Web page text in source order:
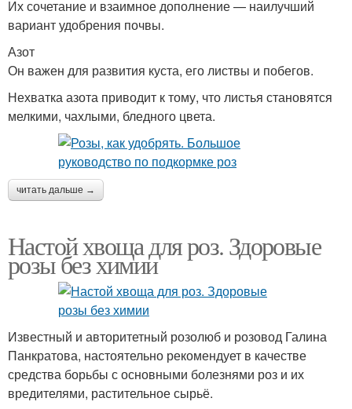
Их сочетание и взаимное дополнение — наилучший
вариант удобрения почвы.
Азот
Он важен для развития куста, его листвы и побегов.
Нехватка азота приводит к тому, что листья становятся
мелкими, чахлыми, бледного цвета.
читать дальше →
Настой хвоща для роз. Здоровые
розы без химии
Известный и авторитетный розолюб и розовод Галина
Панкратова, настоятельно рекомендует в качестве
средства борьбы с основными болезнями роз и их
вредителями, растительное сырьё.